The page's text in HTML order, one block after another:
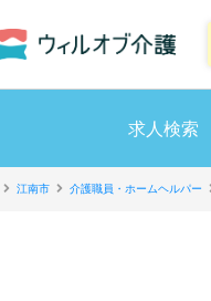
求人検索
江南市 介護職員・ホームヘルパー